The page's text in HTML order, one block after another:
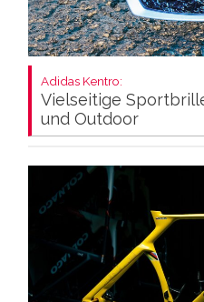
Adidas Kentro:
Vielseitige
und Outdoor